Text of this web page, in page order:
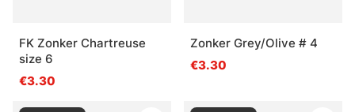
FK Zonker Chartreuse
size 6
€3.30
Zonker Grey/Olive # 4
€3.30